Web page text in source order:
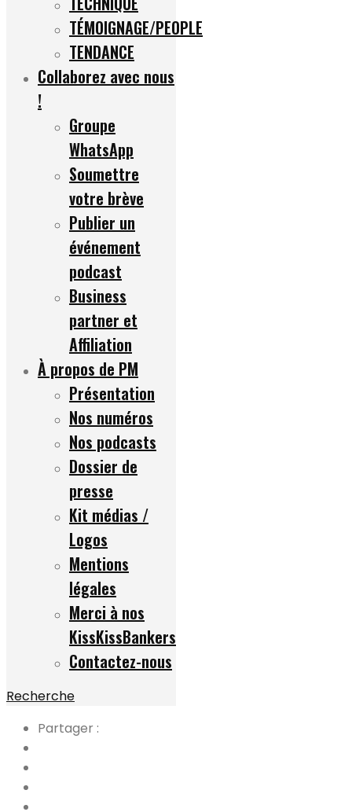
TÉMOIGNAGE/PEOPLE
TENDANCE
Collaborez avec nous
!
Groupe
WhatsApp
Soumettre
votre brève
Publier un
événement
podcast
Business
partner et
Affiliation
À propos de PM
Présentation
Nos numéros
Nos podcasts
Dossier de
presse
Kit médias /
Logos
Mentions
légales
Merci à nos
KissKissBankers
Contactez-nous
Recherche
Partager :